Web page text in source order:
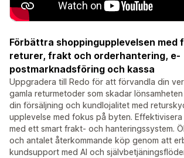
Förbättra shoppingupplevelsen med
returer, frakt och orderhantering, e-
postmarknadsföring och kassa
Uppgradera till Redo för att förvandla din
gamla returmetoder som skadar
din försäljning och kundlojalitet med
upplevelse med fokus på byten.
med ett smart frakt- och hanteringssystem.
och antalet återkommande köp genom att
kundsupport med AI och